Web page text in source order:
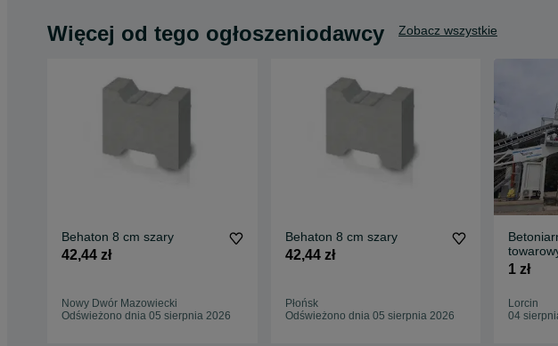
Więcej od tego ogłoszeniodawcy Zobacz wszystkie
Behaton 8 cm szary
42,44 zł
Nowy Dwór Mazowiecki
Odświeżono dnia 05 sierpnia 2026
Behaton 8 cm szary
42,44 zł
Płońsk
Odświeżono dnia 05 sierpnia 2026
towarowy, półsuchy,
1 zł
Lorcin
04